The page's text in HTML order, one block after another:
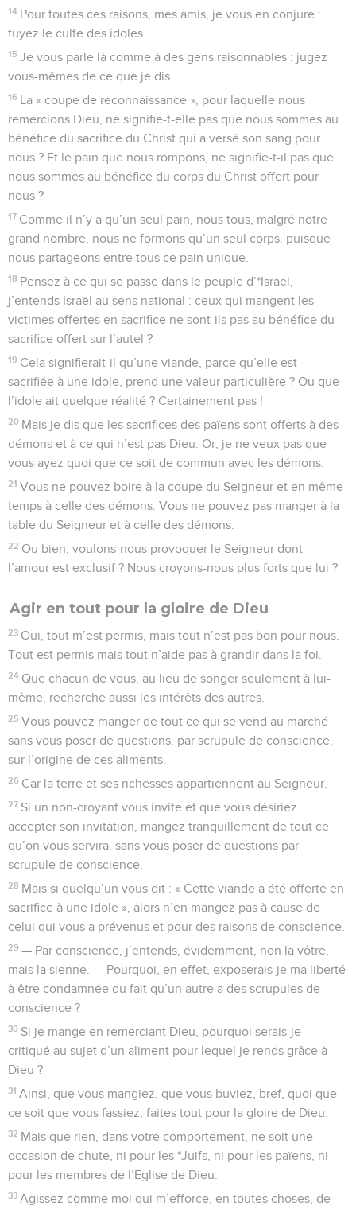
14 Pour toutes ces raisons, mes amis, je vous en conjure :
fuyez le culte des idoles.
15 Je vous parle là comme à des gens raisonnables : jugez
vous-mêmes de ce que je dis.
16 La « coupe de reconnaissance », pour laquelle nous
remercions Dieu, ne signifie-t-elle pas que nous sommes au
bénéfice du sacrifice du Christ qui a versé son sang pour
nous ? Et le pain que nous rompons, ne signifie-t-il pas que
nous sommes au bénéfice du corps du Christ offert pour
nous ?
17 Comme il n’y a qu’un seul pain, nous tous, malgré notre
grand nombre, nous ne formons qu’un seul corps, puisque
nous partageons entre tous ce pain unique.
18 Pensez à ce qui se passe dans le peuple d’*Israël,
j’entends Israël au sens national : ceux qui mangent les
victimes offertes en sacrifice ne sont-ils pas au bénéfice du
sacrifice offert sur l’autel ?
19 Cela signifierait-il qu’une viande, parce qu’elle est
sacrifiée à une idole, prend une valeur particulière ? Ou que
l’idole ait quelque réalité ? Certainement pas !
20 Mais je dis que les sacrifices des païens sont offerts à des
démons et à ce qui n’est pas Dieu. Or, je ne veux pas que
vous ayez quoi que ce soit de commun avec les démons.
21 Vous ne pouvez boire à la coupe du Seigneur et en même
temps à celle des démons. Vous ne pouvez pas manger à la
table du Seigneur et à celle des démons.
22 Ou bien, voulons-nous provoquer le Seigneur dont
l’amour est exclusif ? Nous croyons-nous plus forts que lui ?
Agir en tout pour la gloire de Dieu
23 Oui, tout m’est permis, mais tout n’est pas bon pour nous.
Tout est permis mais tout n’aide pas à grandir dans la foi.
24 Que chacun de vous, au lieu de songer seulement à lui-
même, recherche aussi les intérêts des autres.
25 Vous pouvez manger de tout ce qui se vend au marché
sans vous poser de questions, par scrupule de conscience,
sur l’origine de ces aliments.
26 Car la terre et ses richesses appartiennent au Seigneur.
27 Si un non-croyant vous invite et que vous désiriez
accepter son invitation, mangez tranquillement de tout ce
qu’on vous servira, sans vous poser de questions par
scrupule de conscience.
28 Mais si quelqu’un vous dit : « Cette viande a été offerte en
sacrifice à une idole », alors n’en mangez pas à cause de
celui qui vous a prévenus et pour des raisons de conscience.
29 — Par conscience, j’entends, évidemment, non la vôtre,
mais la sienne. — Pourquoi, en effet, exposerais-je ma liberté
à être condamnée du fait qu’un autre a des scrupules de
conscience ?
30 Si je mange en remerciant Dieu, pourquoi serais-je
critiqué au sujet d’un aliment pour lequel je rends grâce à
Dieu ?
31 Ainsi, que vous mangiez, que vous buviez, bref, quoi que
ce soit que vous fassiez, faites tout pour la gloire de Dieu.
32 Mais que rien, dans votre comportement, ne soit une
occasion de chute, ni pour les *Juifs, ni pour les païens, ni
pour les membres de l’Eglise de Dieu.
33 Agissez comme moi qui m’efforce, en toutes choses, de